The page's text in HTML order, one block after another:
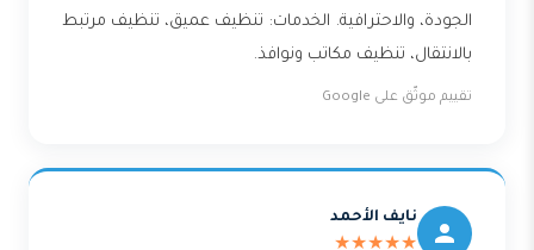
الجودة، والاحترافية. الخدمات: تنظيف عميق، تنظيف مرتبط
بالانتقال، تنظيف مكاتب ونوافذ.
تقييم موثّق على Google
نايف الأحمد